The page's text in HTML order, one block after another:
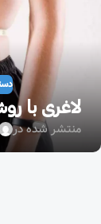
لاغری با
منتشر شده در